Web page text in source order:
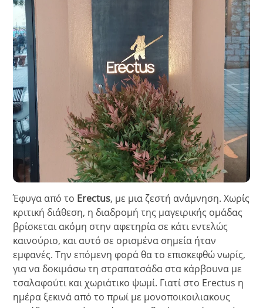
Έφυγα από το Erectus, με μια ζεστή ανάμνηση. Χωρίς
κριτική διάθεση, η διαδρομή της μαγειρικής ομάδας
βρίσκεται ακόμη στην αφετηρία σε κάτι εντελώς
καινούριο, και αυτό σε ορισμένα σημεία ήταν
εμφανές. Την επόμενη φορά θα το επισκεφθώ νωρίς,
για να δοκιμάσω τη στραπατσάδα στα κάρβουνα με
τσαλαφούτι και χωριάτικο ψωμί. Γιατί στο Erectus η
ημέρα ξεκινά από το πρωί με μονοποικοιλιακους